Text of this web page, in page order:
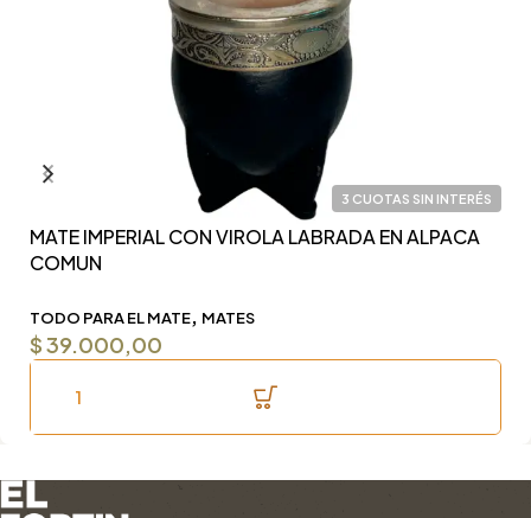
3 CUOTAS SIN INTERÉS
MATE IMPERIAL CON VIROLA LABRADA EN ALPACA
COMUN
TODO PARA EL MATE, MATES
$39.000,00